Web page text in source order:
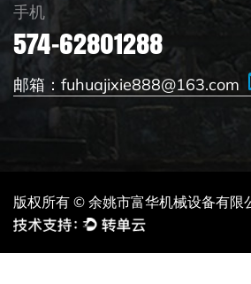
手机
574-62801288
邮箱： fuhuajixie888@163.com
版权所有 © 余姚市富华机械设备有限